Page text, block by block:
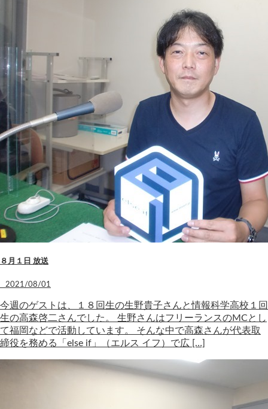
８月１日 放送
2021/08/01
今週のゲストは、１８回生の生野貴子さんと情報科学高校１回
生の高森啓二さんでした。 生野さんはフリーランスのMCとし
て福岡などで活動しています。 そんな中で高森さんが代表取
締役を務める「else if」（エルス イフ）で広 […]